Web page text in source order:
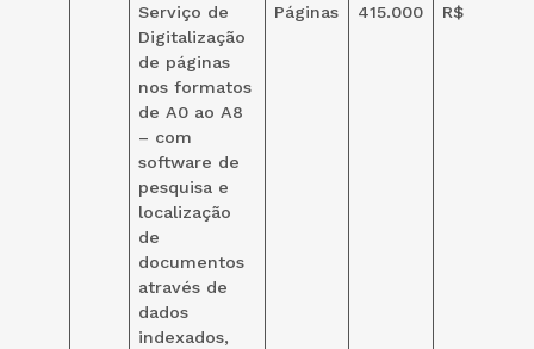
Serviço de
Digitalização
de páginas
nos formatos
de A0 ao A8
– com
software de
pesquisa e
localização
de
documentos
através de
dados
indexados,
Páginas 415.000 R$ 0,32